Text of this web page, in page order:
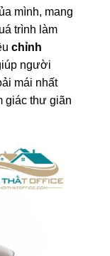
mình, mang
trình làm
chỉnh
người
mái nhất
giác thư giãn